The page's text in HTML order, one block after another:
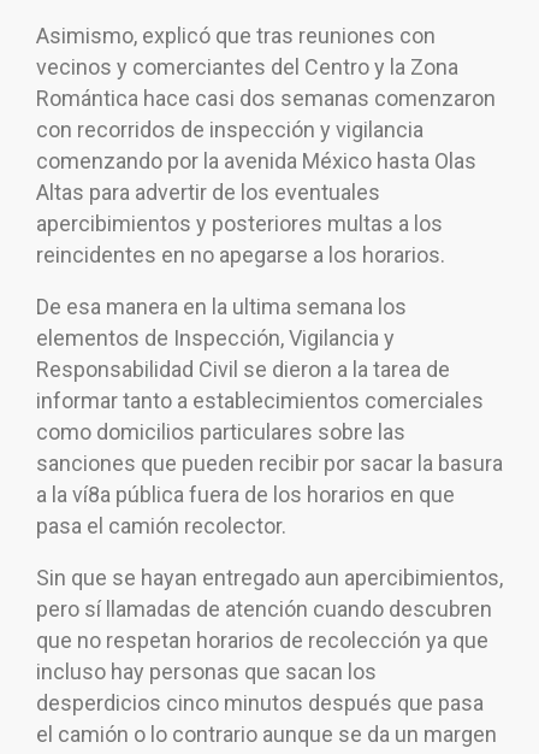
Asimismo, explicó que tras reuniones con
vecinos y comerciantes del Centro y la Zona
Romántica hace casi dos semanas comenzaron
con recorridos de inspección y vigilancia
comenzando por la avenida México hasta Olas
Altas para advertir de los eventuales
apercibimientos y posteriores multas a los
reincidentes en no apegarse a los horarios.
De esa manera en la ultima semana los
elementos de Inspección, Vigilancia y
Responsabilidad Civil se dieron a la tarea de
informar tanto a establecimientos comerciales
como domicilios particulares sobre las
sanciones que pueden recibir por sacar la basura
a la ví8a pública fuera de los horarios en que
pasa el camión recolector.
Sin que se hayan entregado aun apercibimientos,
pero sí llamadas de atención cuando descubren
que no respetan horarios de recolección ya que
incluso hay personas que sacan los
desperdicios cinco minutos después que pasa
el camión o lo contrario aunque se da un margen